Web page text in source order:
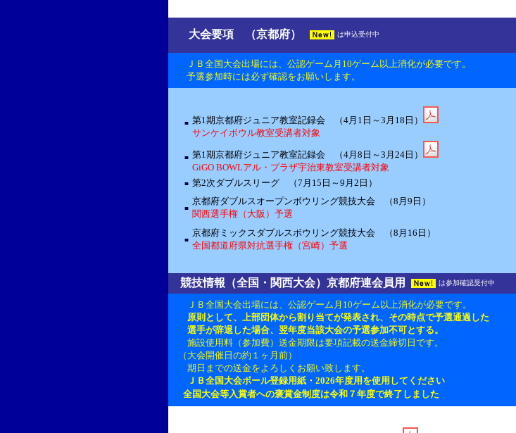
大会要項 （京都府） は申込受付中
ＪＢ全国大会出場には、公認ゲーム月10ゲーム以上消化が必要です。
予選参加時には必ず確認をお願いします。
■ 第1期京都府ジュニア教室記録会 （4月1日～3月18日）
サンケイボウル教室受講者対象
■ 第1期京都府ジュニア教室記録会 （4月8日～3月24日）
GiGO BOWLアル・プラザ宇治東教室受講者対象
■ 第2次ダブルスリーグ （7月15日～9月2日）
■
京都府ダブルスオープンボウリング競技大会 （8月9日）
関西選手権（大阪）予選
■
京都府ミックスダブルスボウリング競技大会 （8月16日）
全国都道府県対抗選手権（宮崎）予選
競技情報（全国・関西大会）京都府連会員用 は参加確認受付中
ＪＢ全国大会出場には、公認ゲーム月10ゲーム以上消化が必要です。
原則として、上部団体から割り当てが発表され、その時点で予選通過した
選手が辞退した場合、翌年度当該大会の予選参加不可とする。
施設使用料（参加費）送金期限は要項記載の送金締切日です。
（大会開催日の約１ヶ月前）
期日までの送金をよろしくお願い致します。
ＪＢ全国大会ボール登録用紙・2026年度用を使用してください
全国大会等入賞者への褒賞金制度は令和７年度で終了しました